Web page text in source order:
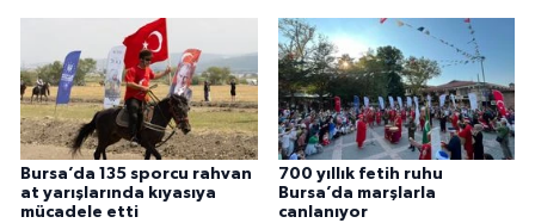
Bursa’da 135 sporcu rahvan
at yarışlarında kıyasıya
mücadele etti
700 yıllık fetih ruhu
Bursa’da marşlarla
canlanıyor